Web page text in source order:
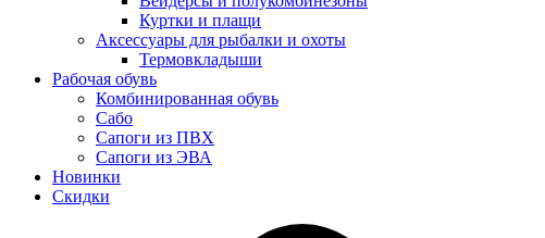
Куртки и плащи
Аксессуары для рыбалки и охоты
Термовкладыши
Рабочая обувь
Комбинированная обувь
Сабо
Сапоги из ПВХ
Сапоги из ЭВА
Новинки
Скидки